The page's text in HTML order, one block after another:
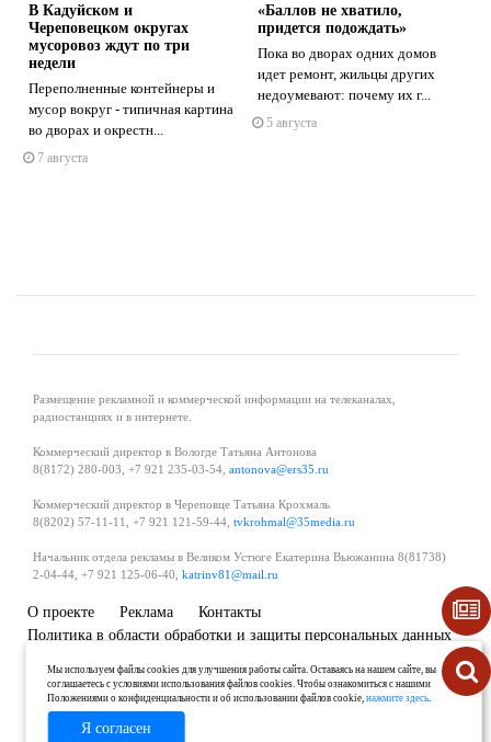
В Кадуйском и
Череповецком округах
мусоровоз ждут по три
недели
Переполненные контейнеры и
мусор вокруг - типичная картина
во дворах и окрестн...
7 августа
«Баллов не хватило,
придется подождать»
Пока во дворах одних домов
идет ремонт, жильцы других
недоумевают: почему их г...
5 августа
Размещение рекламной и коммерческой информации на телеканалах,
радиостанциях и в интернете.
Коммерческий директор в Вологде Татьяна Антонова
8(8172) 280-003, +7 921 235-03-54, antonova@ers35.ru
Коммерческий директор в Череповце Татьяна Крохмаль
8(8202) 57-11-11, +7 921 121-59-44, tvkrohmal@35media.ru
Начальник отдела рекламы в Великом Устюге Екатерина Вьюжанина 8(81738)
2-04-44, +7 921 125-06-40, katrinv81@mail.ru
О проекте Реклама
Контакты
Политика в области обработки и защиты персональных данных
Мы используем файлы cookies для улучшения работы сайта. Оставаясь на нашем сайте, вы
соглашаетесь с условиями использования файлов cookies. Чтобы ознакомиться с нашими
Положениями о конфиденциальности и об использовании файлов cookie,нажмите здесь.
Я согласен